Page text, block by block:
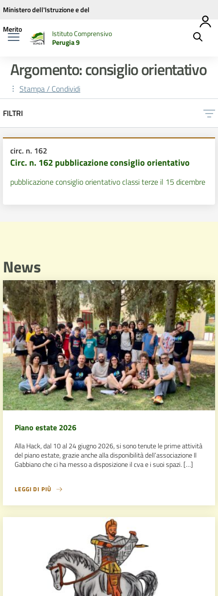
Vai ai contenuti
Vai al menu di navigazione
Vai al footer
Ministero dell'Istruzione e del
Merito
Istituto Comprensivo
Perugia 9
Argomento: consiglio orientativo
Stampa / Condividi
FILTRI
circ. n. 162
Circ. n. 162 pubblicazione consiglio orientativo
pubblicazione consiglio orientativo classi terze il 15 dicembre
News
Piano estate 2026
Alla Hack, dal 10 al 24 giugno 2026, si sono tenute le prime attività
del piano estate, grazie anche alla disponibilità dell’associazione Il
Gabbiano che ci ha messo a disposizione il cva e i suoi spazi. […]
LEGGI DI PIÙ